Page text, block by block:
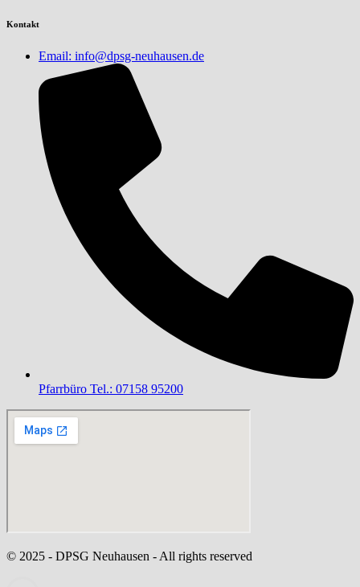
Kontakt
Email: info@dpsg-neuhausen.de
Pfarrbüro Tel.: 07158 95200
© 2025 - DPSG Neuhausen - All rights reserved